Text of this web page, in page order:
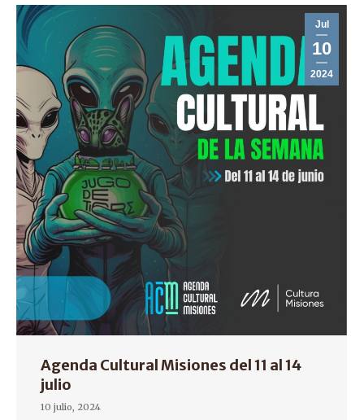
Jul
10
2024
Agenda Cultural Misiones del 11 al 14
julio
10 julio, 2024